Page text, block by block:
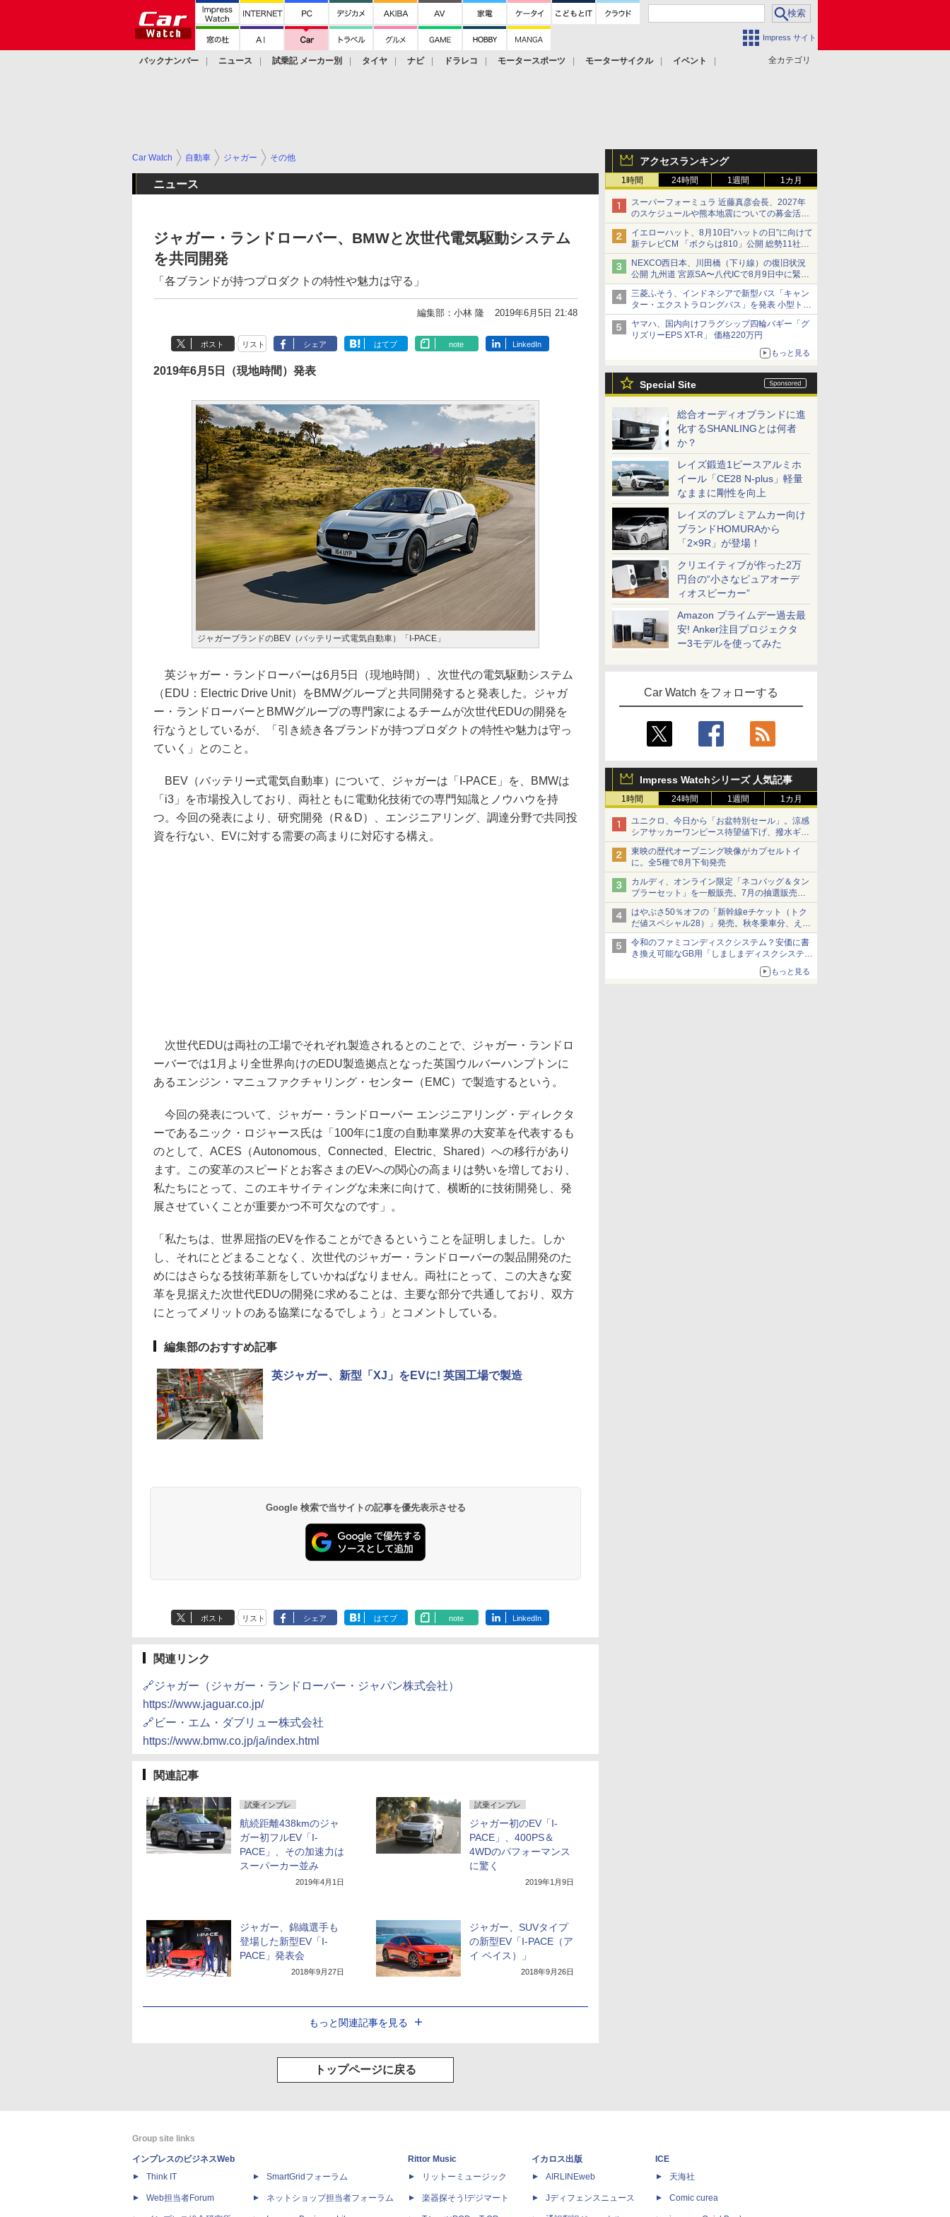
Impress サイト
全カテゴリ
バックナンバー ニュース 試乗記 メーカー別 タイヤ ナビ ドラレコ モータースポーツ モーターサイクル
イベント
アクセスランキング
1時間 24時間 1週間 1カ月
スーパーフォーミュラ 近藤真彦会長、2027年
のスケジュールや熊本地震についての募金活動
を紹介
イエローハット、8月10日“ハットの日”に向けて
新テレビCM 「ボクらは810」公開 総勢11社
107名が参画
NEXCO西日本、川田橋（下り線）の復旧状況
公開 九州道 宮原SA〜八代ICで8月9日中に緊急
車両を通行可能に
三菱ふそう、インドネシアで新型バス「キャン
ター・エクストラロングバス」を発表 小型トラ
ックベースの観光・旅客輸送向けバス
ヤマハ、国内向けフラグシップ四輪バギー「グ
リズリーEPS XT-R」 価格220万円
もっと見る
Special Site
総合オーディオブランドに進
化するSHANLINGとは何者
か？
レイズ鍛造1ピースアルミホ
イール「CE28 N-plus」軽量
なままに剛性を向上
レイズのプレミアムカー向け
ブランドHOMURAから
「2×9R」が登場！
クリエイティブが作った2万
円台の“小さなピュアオーデ
ィオスピーカー”
Amazon プライムデー過去最
安! Anker注目プロジェクタ
ー3モデルを使ってみた
Car Watch をフォローする
Impress Watchシリーズ 人気記事
1時間 24時間 1週間 1カ月
ユニクロ、今日から「お盆特別セール」。涼感
シアサッカーワンピース待望値下げ、撥水ギア
ショーツは1990円に
東映の歴代オープニング映像がカプセルトイ
に。全5種で8月下旬発売
カルディ、オンライン限定「ネコバッグ＆タン
ブラーセット」を一般販売。7月の抽選販売の
当選無効分
はやぶさ50％オフの「新幹線eチケット（トク
だ値スペシャル28）」発売。秋冬乗車分、えき
ねっと限定
令和のファミコンディスクシステム？安価に書
き換え可能なGB用「しましまディスクシステ
もっと見る
Car Watch 自動車 ジャガー その他
ニュース
ジャガー・ランドローバー、BMWと次世代電気駆動システム
を共同開発
「各ブランドが持つプロダクトの特性や魅力は守る」
編集部：小林 隆 2019年6月5日 21:48
ポスト リスト シェア はてブ note LinkedIn
2019年6月5日（現地時間）発表
ジャガーブランドのBEV（バッテリー式電気自動車）「I-PACE」
英ジャガー・ランドローバーは6月5日（現地時間）、次世代の電気駆動システム
（EDU：Electric Drive Unit）をBMWグループと共同開発すると発表した。ジャガ
ー・ランドローバーとBMWグループの専門家によるチームが次世代EDUの開発を
行なうとしているが、「引き続き各ブランドが持つプロダクトの特性や魅力は守っ
ていく」とのこと。
BEV（バッテリー式電気自動車）について、ジャガーは「I-PACE」を、BMWは
「i3」を市場投入しており、両社ともに電動化技術での専門知識とノウハウを持
つ。今回の発表により、研究開発（R＆D）、エンジニアリング、調達分野で共同投
資を行ない、EVに対する需要の高まりに対応する構え。
次世代EDUは両社の工場でそれぞれ製造されるとのことで、ジャガー・ランドロ
ーバーでは1月より全世界向けのEDU製造拠点となった英国ウルバーハンプトンに
あるエンジン・マニュファクチャリング・センター（EMC）で製造するという。
今回の発表について、ジャガー・ランドローバー エンジニアリング・ディレクタ
ーであるニック・ロジャース氏は「100年に1度の自動車業界の大変革を代表するも
のとして、ACES（Autonomous、Connected、Electric、Shared）への移行があり
ます。この変革のスピードとお客さまのEVへの関心の高まりは勢いを増しており、
私たちにとって、このエキサイティングな未来に向けて、横断的に技術開発し、発
展させていくことが重要かつ不可欠なのです」。
「私たちは、世界屈指のEVを作ることができるということを証明しました。しか
し、それにとどまることなく、次世代のジャガー・ランドローバーの製品開発のた
めにはさらなる技術革新をしていかねばなりません。両社にとって、この大きな変
革を見据えた次世代EDUの開発に求めることは、主要な部分で共通しており、双方
にとってメリットのある協業になるでしょう」とコメントしている。
編集部のおすすめ記事
英ジャガー、新型「XJ」をEVに! 英国工場で製造
Google 検索で当サイトの記事を優先表示させる
ポスト リスト シェア はてブ note LinkedIn
関連リンク
🔗ジャガー（ジャガー・ランドローバー・ジャパン株式会社）
https://www.jaguar.co.jp/
🔗ビー・エム・ダブリュー株式会社
https://www.bmw.co.jp/ja/index.html
関連記事
試乗インプレ
航続距離438kmのジャ
ガー初フルEV「I-
PACE」、その加速力は
スーパーカー並み
2019年4月1日
試乗インプレ
ジャガー初のEV「I-
PACE」、400PS＆
4WDのパフォーマンス
に驚く
2019年1月9日
ジャガー、錦織選手も
登場した新型EV「I-
PACE」発表会
2018年9月27日
ジャガー、SUVタイプ
の新型EV「I-PACE（ア
イ ペイス）」
2018年9月26日
もっと関連記事を見る
トップページに戻る
Group site links
インプレスのビジネスWeb
Think IT
Web担当者Forum
SmartGridフォーラム
ネットショップ担当者フォーラム
Rittor Music
リットーミュージック
楽器探そう!デジマート
イカロス出版
AIRLINEweb
Jディフェンスニュース
ICE
天海社
Comic curea